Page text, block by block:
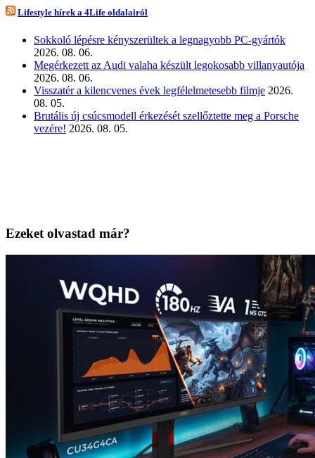
Lifestyle hírek a 4Life oldalairól
Sokkoló lépésre kényszerültek a legnagyobb PC-gyártók
2026. 08. 06.
Megérkezett az Audi valaha készült legokosabb villanyautója
2026. 08. 06.
Visszatér a kilencvenes évek legfélelmetesebb filmje 2026.
08. 05.
Brutális új csúcsmodell érkezését szellőztette meg a Porsche
vezére! 2026. 08. 05.
Ezeket olvastad már?